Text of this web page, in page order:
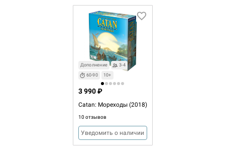
Дополнение
3-4
60-90
10+
Catan: Мореходы (2018)
10 отзывов
3 990 ₽
Уведомить о наличии